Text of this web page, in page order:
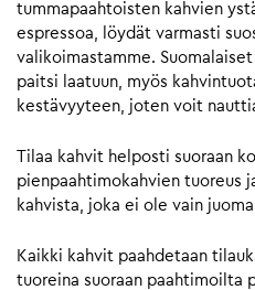
tummapaahtoisten kahvien
espressoa, löydät varmasti
valikoimastamme.
paitsi laatuun, myös
kestävyyteen, joten voit
Tilaa kahvit helposti suoraan
pienpaahtimokahvien tuoreus
kahvista, joka ei ole vain
Kaikki kahvit paahdetaan
tuoreina suoraan paahtimoilta